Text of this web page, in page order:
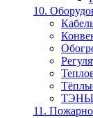
10.
ТЭНЫ
11.